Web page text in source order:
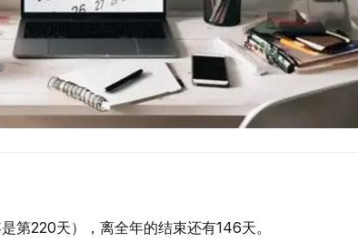
第220天），离全年的结束还有146天。